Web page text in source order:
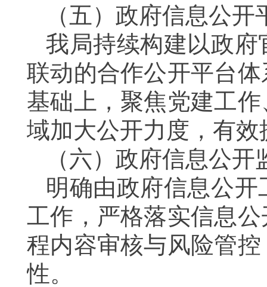
（五）政府信息公
我局持续构建以政
联动的合作公开平台
基础上，聚焦党建工
域加大公开力度，有
（六） 政府信息公开
明确由政府信息公
工作，严格落实信息
程内容审核与风险管
性。